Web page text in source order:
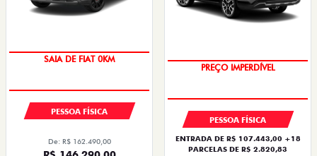
SAIA DE FIAT 0KM
PESSOA FÍSICA
De: R$ 162.490,00
PREÇO IMPERDÍVEL
PESSOA FÍSICA
ENTRADA DE R$ 107.443,00 +18
PARCELAS DE R$ 2.820,83